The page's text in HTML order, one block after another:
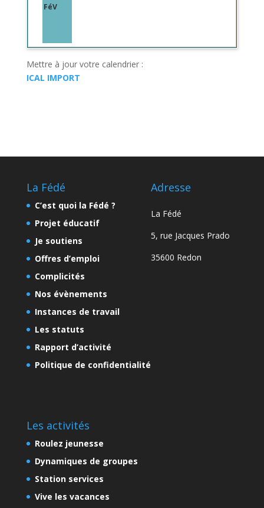
FéV
Mettre à jour votre calendrier :
ICAL IMPORT
La Fédé
C’est quoi la Fédé ?
Projet éducatif
Je soutiens
Offres d’emploi
Complicités
Nos évènements
Instances de travail
Les statuts
Rapport d’activité
Politique de confidentialité
Adresse
La Fédé
5, rue Jacques Prado
35600 Redon
Les activités
Roulez jeunesse
Dynamiques de groupes
Station services
Vive les vacances